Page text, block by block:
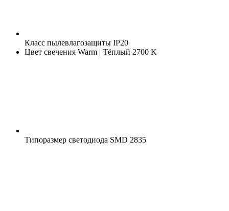
Класс пылевлагозащиты IP20
Цвет свечения Warm | Тёплый 2700 K
Типоразмер светодиода SMD 2835